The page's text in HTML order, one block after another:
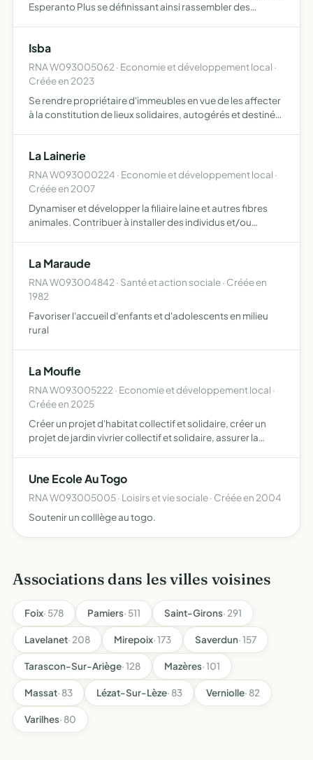
Esperanto Plus se définissant ainsi rassembler des
compétent o…
Isba
RNA W093005062 · Economie et développement local ·
Créée en 2023
Se rendre propriétaire d'immeubles en vue de les affecter
à la constitution de lieux solidaires, autogérés et destinés
La Lainerie
RNA W093000224 · Economie et développement local ·
Créée en 2007
Dynamiser et développer la filiaire laine et autres fibres
animales. Contribuer à installer des individus et/ou
campagnes…
La Maraude
RNA W093004842 · Santé et action sociale · Créée en
1982
Favoriser l'accueil d'enfants et d'adolescents en milieu
rural
La Moufle
RNA W093005222 · Economie et développement local ·
Créée en 2025
Créer un projet d'habitat collectif et solidaire, créer un
projet de jardin vivrier collectif et solidaire, assurer la
Une Ecole Au Togo
RNA W093005005 · Loisirs et vie sociale · Créée en 2004
Soutenir un colllège au togo.
Associations dans les villes voisines
Foix· 578 Pamiers· 511 Saint-Girons· 291
Lavelanet· 208 Mirepoix· 173 Saverdun· 157
Tarascon-Sur-Ariège· 128 Mazères· 101
Massat· 83 Lézat-Sur-Lèze· 83 Verniolle· 82
Varilhes· 80